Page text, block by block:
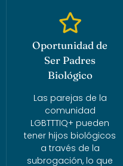
⁠Oportunidad de
Ser Padres
Biológico
Las parejas de la
comunidad
LGBTTTIQ+ pueden
tener hijos biológicos
a través de la
subrogación, lo que